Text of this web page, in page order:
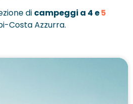
di campeggi a 4 e5
Costa Azzurra.